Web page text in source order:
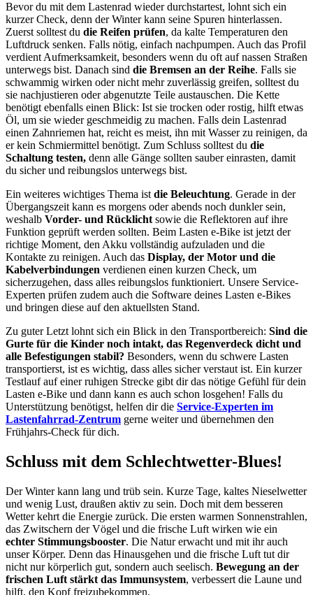
Bevor du mit dem Lastenrad wieder durchstartest, lohnt sich ein
kurzer Check, denn der Winter kann seine Spuren hinterlassen.
Zuerst solltest du die Reifen prüfen, da kalte Temperaturen den
Luftdruck senken. Falls nötig, einfach nachpumpen. Auch das Profil
verdient Aufmerksamkeit, besonders wenn du oft auf nassen Straßen
unterwegs bist. Danach sind die Bremsen an der Reihe. Falls sie
schwammig wirken oder nicht mehr zuverlässig greifen, solltest du
sie nachjustieren oder abgenutzte Teile austauschen. Die Kette
benötigt ebenfalls einen Blick: Ist sie trocken oder rostig, hilft etwas
Öl, um sie wieder geschmeidig zu machen. Falls dein Lastenrad
einen Zahnriemen hat, reicht es meist, ihn mit Wasser zu reinigen, da
er kein Schmiermittel benötigt. Zum Schluss solltest du die
Schaltung testen, denn alle Gänge sollten sauber einrasten, damit
du sicher und reibungslos unterwegs bist.
Ein weiteres wichtiges Thema istdie Beleuchtung. Gerade in der
Übergangszeit kann es morgens oder abends noch dunkler sein,
weshalb Vorder- und Rücklichtsowie die Reflektoren auf ihre
Funktion geprüft werden sollten. Beim Lasten e-Bike ist jetzt der
richtige Moment, den Akku vollständig aufzuladen und die
Kontakte zu reinigen. Auch das Display, der Motor und die
Kabelverbindungen verdienen einen kurzen Check, um
sicherzugehen, dass alles reibungslos funktioniert. Unsere Service-
Experten prüfen zudem auch die Software deines Lasten e-Bikes
und bringen diese auf den aktuellsten Stand.
Zu guter Letzt lohnt sich ein Blick in den Transportbereich: Sind die
Gurte für die Kinder noch intakt, das Regenverdeck dicht und
alle Befestigungen stabil? Besonders, wenn du schwere Lasten
transportierst, ist es wichtig, dass alles sicher verstaut ist. Ein kurzer
Testlauf auf einer ruhigen Strecke gibt dir das nötige Gefühl für dein
Lasten e-Bike und dann kann es auch schon losgehen! Falls du
Unterstützung benötigst, helfen dir die Service-Experten im
Lastenfahrrad-Zentrum gerne weiter und übernehmen den
Frühjahrs-Check für dich.
Schluss mit dem Schlechtwetter-Blues!
Der Winter kann lang und trüb sein. Kurze Tage, kaltes Nieselwetter
und wenig Lust, draußen aktiv zu sein. Doch mit dem besseren
Wetter kehrt die Energie zurück. Die ersten warmen Sonnenstrahlen,
das Zwitschern der Vögel und die frische Luft wirken wie ein
echter Stimmungsbooster. Die Natur erwacht und mit ihr auch
unser Körper. Denn das Hinausgehen und die frische Luft tut dir
nicht nur körperlich gut, sondern auch seelisch. Bewegung an der
frischen Luft stärkt das Immunsystem, verbessert die Laune und
hilft, den Kopf freizubekommen.